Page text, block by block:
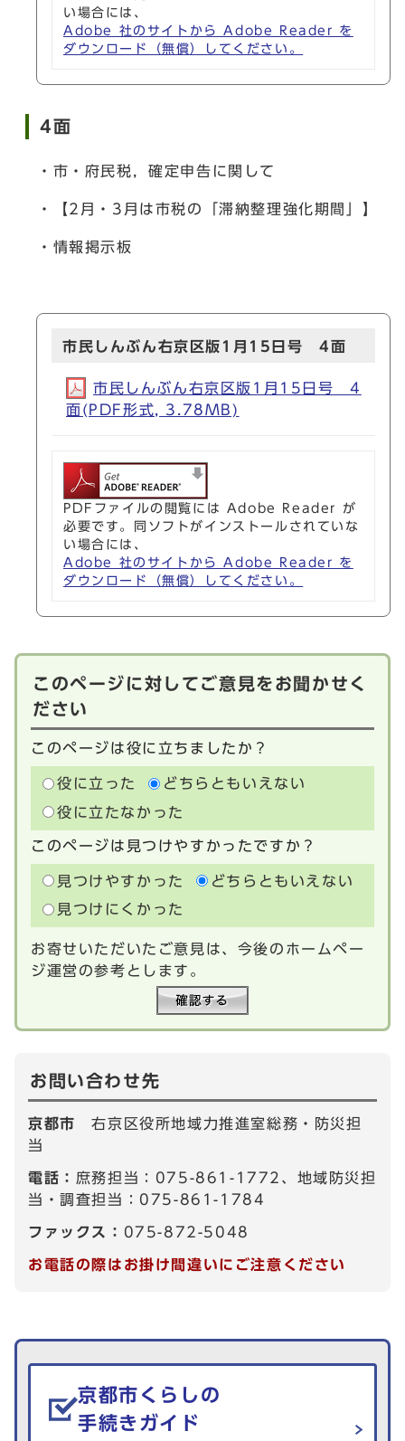
い場合には、
Adobe 社のサイトから Adobe Reader を
ダウンロード（無償）してください。
4面
・市・府民税，確定申告に関して
・【2月・3月は市税の「滞納整理強化期間」】
・情報掲示板
市民しんぶん右京区版1月15日号 4面
市民しんぶん右京区版1月15日号 4
面(PDF形式, 3.78MB)
PDFファイルの閲覧には Adobe Reader が
必要です。同ソフトがインストールされていな
い場合には、
Adobe 社のサイトから Adobe Reader を
ダウンロード（無償）してください。
このページに対してご意見をお聞かせく
ださい
このページは役に立ちましたか？
役に立った
どちらともいえない
役に立たなかった
このページは見つけやすかったですか？
見つけやすかった
どちらともいえない
見つけにくかった
お寄せいただいたご意見は、今後のホームペー
ジ運営の参考とします。
お問い合わせ先
京都市右京区役所地域力推進室総務・防災担
当
電話： 庶務担当：075-861-1772、地域防災担
当・調査担当：075-861-1784
ファックス： 075-872-5048
お電話の際はお掛け間違いにご注意ください
生活情報を探す
京都市くらしの
手続きガイド